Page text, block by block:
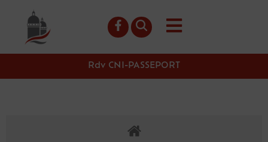
principal
Rdv CNI-PASSEPORT